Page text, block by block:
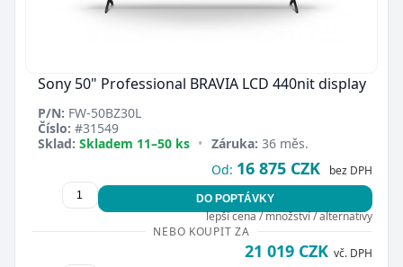
Sony 50" Professional BRAVIA LCD 440nit display
P/N: FW-50BZ30L
Číslo: #31549
Sklad: Skladem 11–50 ks • Záruka: 36 měs.
Od: 16 875 CZK bez DPH
DO POPTÁVKY
lepší cena / množství / alternativy
NEBO KOUPIT ZA
21 019 CZK vč. DPH